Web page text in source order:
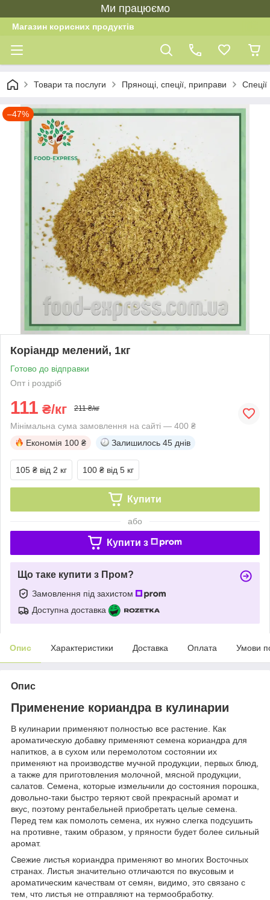
Ми працюємо
Магазин корисних продуктів
Товари та послуги Прянощі, спеції, приправи Спеції
–47%
Коріандр мелений, 1кг
Готово до відправки
Опт і роздріб
111 ₴/кг 211 ₴/кг
Мінімальна сума замовлення на сайті — 400 ₴
Економія 100 ₴ Залишилось 45 днів
105 ₴ від 2 кг 100 ₴ від 5 кг
Купити
або
Купити з
Що таке купити з Пром?
Замовлення під захистом
Доступна доставка
Опис Характеристики Доставка Оплата Умови
Опис
Применение кориандра в кулинарии
В кулинарии применяют полностью все растение. Как
ароматическую добавку применяют семена кориандра для
напитков, а в сухом или перемолотом состоянии их
применяют на производстве мучной продукции, первых блюд,
а также для приготовления молочной, мясной продукции,
салатов. Семена, которые измельчили до состояния порошка,
довольно-таки быстро теряют свой прекрасный аромат и
вкус, поэтому рентабельней приобретать целые семена.
Перед тем как помолоть семена, их нужно слегка подсушить
на противне, таким образом, у пряности будет более сильный
аромат.
Свежие листья кориандра применяют во многих Восточных
странах. Листья значительно отличаются по вкусовым и
ароматическим качествам от семян, видимо, это связано с
тем, что листья не отправляют на термообработку.